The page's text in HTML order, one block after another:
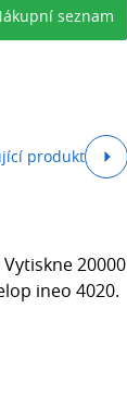
seznam
produkt
20000
ineo 4020.